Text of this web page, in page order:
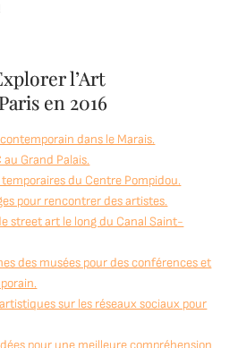
l’Art
en 2016
dans le Marais.
au Grand Palais.
du Centre Pompidou.
pour rencontrer des artistes.
street art le long du Canal Saint-
des musées pour des conférences et
sur les réseaux sociaux pour
pour une meilleure compréhension